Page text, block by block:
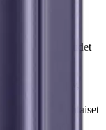
megapikselin
ja 10
Nightography,
parantavat
ja yksityiskohtaiset